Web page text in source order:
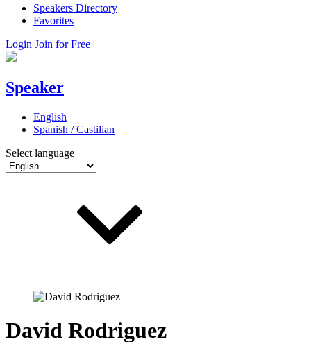
Speakers Directory
Favorites
Login Join for Free
Speaker
English
Spanish / Castilian
Select language
David Rodriguez